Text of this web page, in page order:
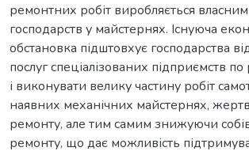
ремонтних робіт виробляється
господарств у майстернях. Існуюча
обстановка підштовхує господарства
послуг спеціалізованих підприємств
і виконувати велику частину робіт
наявних механічних майстернях,
ремонту, але тим самим знижуючи
ремонту, що дає можливість